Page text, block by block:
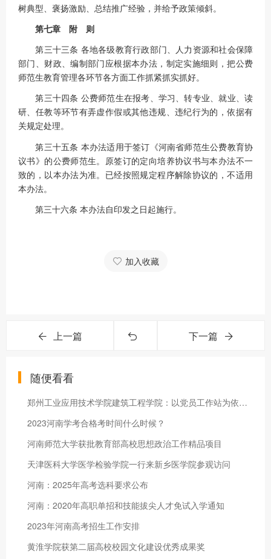
树典型、褒扬激励、总结推广经验，并给予政策倾斜。
第七章 附 则
第三十三条 各地各级教育行政部门、人力资源和社会保障
部门、财政、编制部门应根据本办法，制定实施细则，把公费
师范生教育管理各环节各方面工作抓紧抓实抓好。
第三十四条 公费师范生在报考、学习、转专业、就业、读
研、任教等环节有弄虚作假或其他违规、违纪行为的，依据有
关规定处理。
第三十五条 本办法适用于签订《河南省师范生公费教育协
议书》的公费师范生。原签订的定向培养协议书与本办法不一
致的，以本办法为准。已经按照规定程序解除协议的，不适用
本办法。
第三十六条 本办法自印发之日起施行。
加入收藏
上一篇 下一篇
随便看看
郑州工业应用技术学院建筑工程学院：以党员工作站为依托打造公寓
2023河南学考合格考时间什么时候？
河南师范大学获批教育部高校思想政治工作精品项目
天津医科大学医学检验学院一行来新乡医学院参观访问
河南：2025年高考选科要求公布
河南：2020年高职单招和技能拔尖人才免试入学通知
2023年河南高考招生工作安排
黄淮学院获第二届高校校园文化建设优秀成果奖